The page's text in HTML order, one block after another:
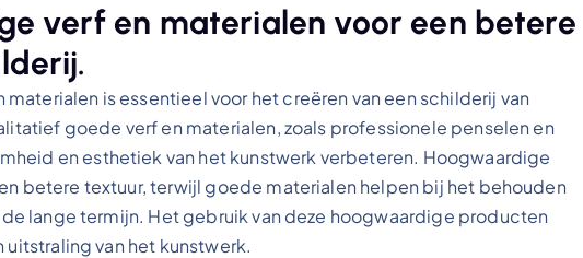
verf en materialen voor een betere
is essentieel voor het creëren van een schilderij van
goede verf en materialen, zoals professionele penselen en
en esthetiek van het kunstwerk verbeteren. Hoogwaardige
betere textuur, terwijl goede materialen helpen bij het behouden
lange termijn. Het gebruik van deze hoogwaardige producten
van het kunstwerk.